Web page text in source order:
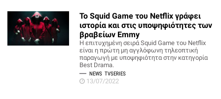
Το Squid Game του Netflix γράφει
ιστορία και στις υποψηφιότητες των
βραβείων Emmy
Η επιτυχημένη σειρά Squid Game του Netflix
είναι η πρώτη μη αγγλόφωνη τηλεοπτική
παραγωγή με υποψηφιότητα στην κατηγορία
Best Drama.
NEWS TVSERIES
13/07/2022